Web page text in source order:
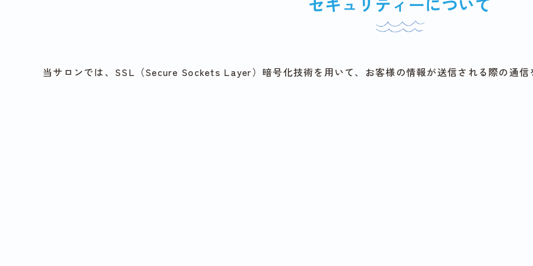
当サロンでは、SSL（Secure Sockets Layer）暗号化技術を用いて、お客様の情報が送信される際の通信